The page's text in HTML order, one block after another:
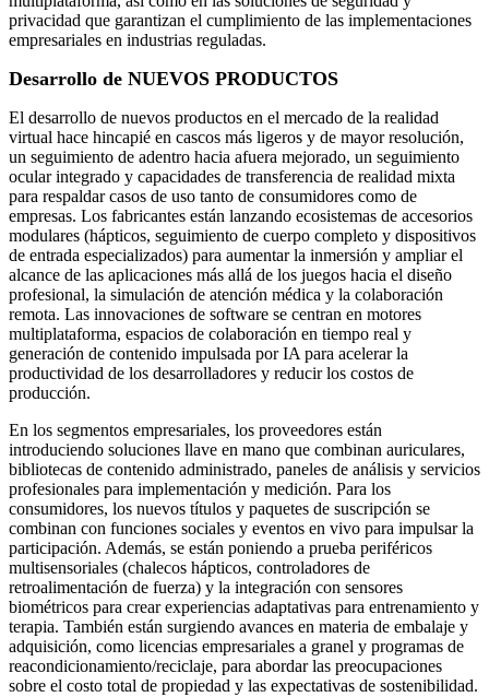
privacidad que garantizan el cumplimiento de las implementaciones
empresariales en industrias reguladas.
Desarrollo de NUEVOS PRODUCTOS
El desarrollo de nuevos productos en el mercado de la realidad
virtual hace hincapié en cascos más ligeros y de mayor resolución,
un seguimiento de adentro hacia afuera mejorado, un seguimiento
ocular integrado y capacidades de transferencia de realidad mixta
para respaldar casos de uso tanto de consumidores como de
empresas. Los fabricantes están lanzando ecosistemas de accesorios
modulares (hápticos, seguimiento de cuerpo completo y dispositivos
de entrada especializados) para aumentar la inmersión y ampliar el
alcance de las aplicaciones más allá de los juegos hacia el diseño
profesional, la simulación de atención médica y la colaboración
remota. Las innovaciones de software se centran en motores
multiplataforma, espacios de colaboración en tiempo real y
generación de contenido impulsada por IA para acelerar la
productividad de los desarrolladores y reducir los costos de
producción.
En los segmentos empresariales, los proveedores están
introduciendo soluciones llave en mano que combinan auriculares,
bibliotecas de contenido administrado, paneles de análisis y servicios
profesionales para implementación y medición. Para los
consumidores, los nuevos títulos y paquetes de suscripción se
combinan con funciones sociales y eventos en vivo para impulsar la
participación. Además, se están poniendo a prueba periféricos
multisensoriales (chalecos hápticos, controladores de
retroalimentación de fuerza) y la integración con sensores
biométricos para crear experiencias adaptativas para entrenamiento y
terapia. También están surgiendo avances en materia de embalaje y
adquisición, como licencias empresariales a granel y programas de
reacondicionamiento/reciclaje, para abordar las preocupaciones
sobre el costo total de propiedad y las expectativas de sostenibilidad.